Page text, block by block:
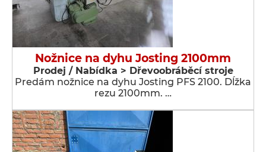
Nožnice na dyhu Josting 2100mm
Prodej / Nabídka > Dřevoobráběcí stroje
Predám nožnice na dyhu Josting PFS 2100. Dĺžka
rezu 2100mm. …